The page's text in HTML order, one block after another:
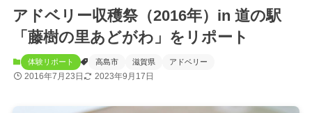
アドベリー収穫祭（2016年）in 道の駅
「藤樹の里あどがわ」をリポート
体験リポート 高島市 滋賀県 アドベリー
2016年7月23日 2023年9月17日